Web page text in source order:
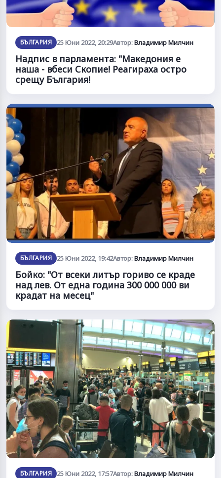
БЪЛГАРИЯ 25 Юни 2022, 20:29Автор:Владимир Милчин
Надпис в парламента: "Македония е
наша - вбеси Скопие! Реагираха остро
срещу България!
БЪЛГАРИЯ 25 Юни 2022, 19:42Автор:Владимир Милчин
Бойко: "От всеки литър гориво се краде
над лев. От една година 300 000 000 ви
крадат на месец"
БЪЛГАРИЯ 25 Юни 2022, 17:57Автор:Владимир Милчин